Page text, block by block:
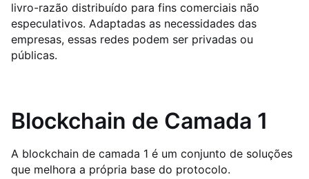
livro-razão distribuído para fins comerciais não
especulativos. Adaptadas as necessidades das
empresas, essas redes podem ser privadas ou
públicas.
Blockchain de Camada 1
A blockchain de camada 1 é um conjunto de soluções
que melhora a própria base do protocolo.